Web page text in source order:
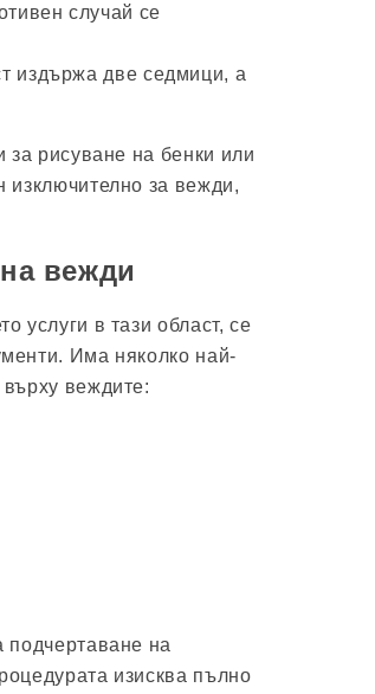
случай се
издържа две седмици, а
за рисуване на бенки или
изключително за вежди,
вежди
услуги в тази област, се
Има няколко най-
веждите:
подчертаване на
изисква пълно